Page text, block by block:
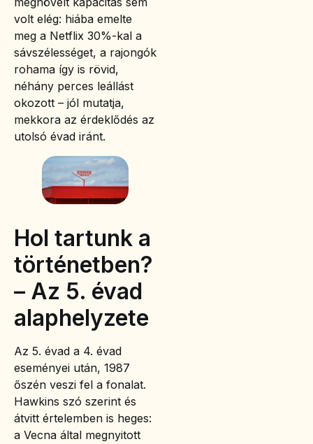
volt elég: hiába emelte
meg a Netflix 30%-kal a
sávszélességet, a rajongók
rohama így is rövid,
néhány perces leállást
okozott – jól mutatja,
mekkora az érdeklődés az
utolsó évad iránt.
Hol tartunk a
történetben?
– Az 5. évad
alaphelyzete
Az 5. évad a 4. évad
eseményei után, 1987
őszén veszi fel a fonalat.
Hawkins szó szerint és
átvitt értelemben is heges:
a Vecna által megnyitott